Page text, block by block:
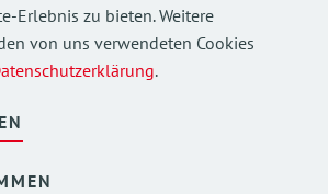
Erlebnis zu bieten. Weitere
von uns verwendeten Cookies
.
Arbeit finden Sie auch auf
Kanälen.